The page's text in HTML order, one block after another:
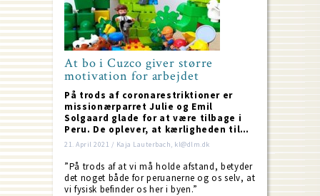
At bo i Cuzco giver større
motivation for arbejdet
På trods af coronarestriktioner er
missionærparret Julie og Emil
Solgaard glade for at være tilbage i
Peru. De oplever, at kærligheden til…
21. April 2021 / Kaja Lauterbach, kl@dlm.dk
”På trods af at vi må holde afstand, betyder
det noget både for peruanerne og os selv, at
vi fysisk befinder os her i byen.”